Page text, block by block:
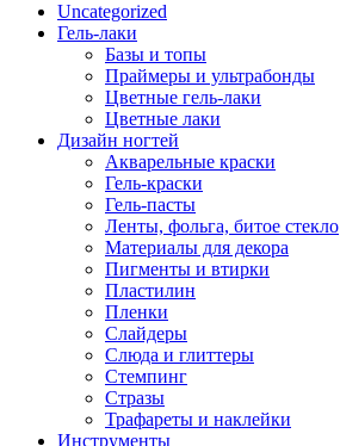
Uncategorized
Гель-лаки
Базы и топы
Праймеры и ультрабонды
Цветные гель-лаки
Цветные лаки
Дизайн ногтей
Акварельные краски
Гель-краски
Гель-пасты
Ленты, фольга, битое стекло
Материалы для декора
Пигменты и втирки
Пластилин
Пленки
Слайдеры
Слюда и глиттеры
Стемпинг
Стразы
Трафареты и наклейки
Инструменты